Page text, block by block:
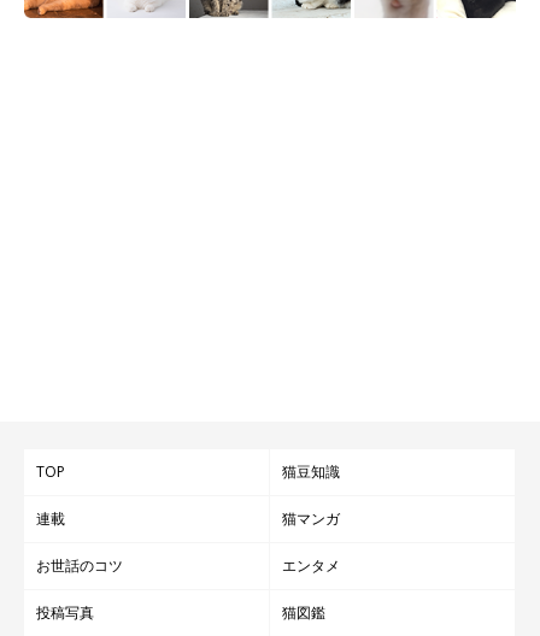
TOP 猫豆知識
連載 猫マンガ
お世話のコツ エンタメ
投稿写真 猫図鑑